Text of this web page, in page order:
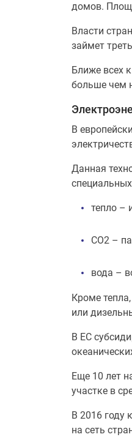
домов.
Власти
займет
Ближе всех
больше чем
В
Данная
тепло –
СО2 –
вода –
Кроме
или
В ЕС
Еще 10 лет
участке в
В 2016 году
на сеть